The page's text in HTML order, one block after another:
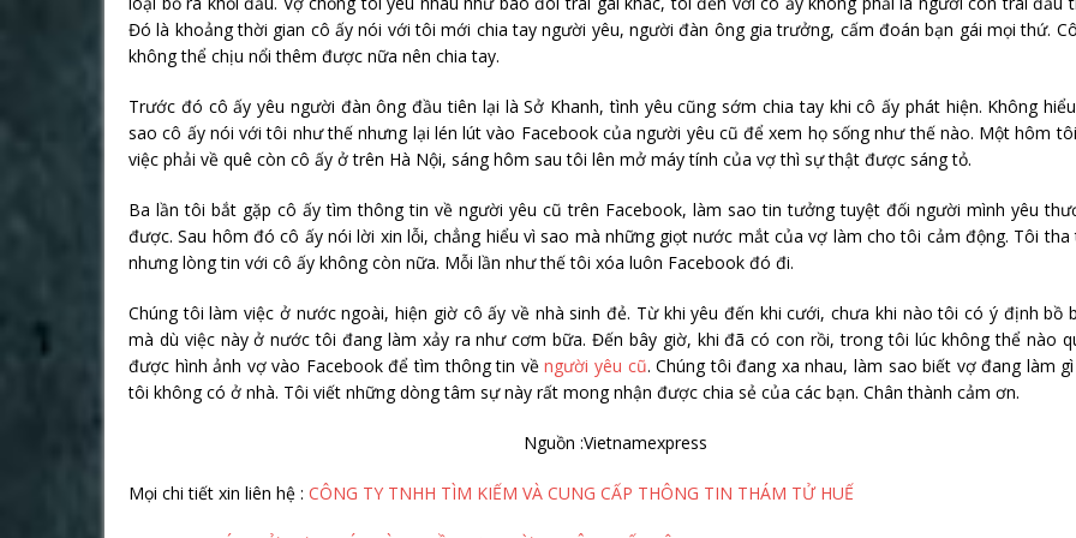
Đó là khoảng thời gian cô ấy nói với tôi mới chia tay người yêu, người đàn ông gia trưởng, cấm đoán bạn gái mọi thứ.
không thể chịu nổi thêm được nữa nên chia tay.
Trước đó cô ấy yêu người đàn ông đầu tiên lại là Sở Khanh, tình yêu cũng sớm chia tay khi cô ấy phát hiện. Không
sao cô ấy nói với tôi như thế nhưng lại lén lút vào Facebook của người yêu cũ để xem họ sống như thế nào. Một hôm
việc phải về quê còn cô ấy ở trên Hà Nội, sáng hôm sau tôi lên mở máy tính của vợ thì sự thật được sáng tỏ.
Ba lần tôi bắt gặp cô ấy tìm thông tin về người yêu cũ trên Facebook, làm sao tin tưởng tuyệt đối người mình yêu
được. Sau hôm đó cô ấy nói lời xin lỗi, chẳng hiểu vì sao mà những giọt nước mắt của vợ làm cho tôi cảm động. Tôi tha
nhưng lòng tin với cô ấy không còn nữa. Mỗi lần như thế tôi xóa luôn Facebook đó đi.
Chúng tôi làm việc ở nước ngoài, hiện giờ cô ấy về nhà sinh đẻ. Từ khi yêu đến khi cưới, chưa khi nào tôi có ý định bồ
mà dù việc này ở nước tôi đang làm xảy ra như cơm bữa. Đến bây giờ, khi đã có con rồi, trong tôi lúc không thể nào
được hình ảnh vợ vào Facebook để tìm thông tin vềngười yêu cũ. Chúng tôi đang xa nhau, làm sao biết vợ đang làm
tôi không có ở nhà. Tôi viết những dòng tâm sự này rất mong nhận được chia sẻ của các bạn. Chân thành cảm ơn.
Nguồn :Vietnamexpress
Mọi chi tiết xin liên hệ : CÔNG TY TNHH TÌM KIẾM VÀ CUNG CẤP THÔNG TIN THÁM TỬ HUẾ